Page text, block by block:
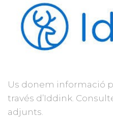
Us donem informació
través d’Iddink.
adjunts.